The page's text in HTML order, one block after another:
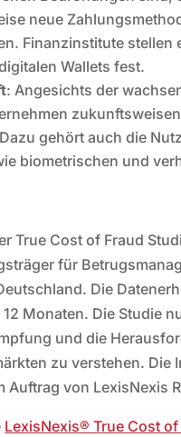
neue
Finanzinstitute stellen
Wallets fest.
: Angesichts der
gehört auch die
biometrischen und
True Cost of Fraud
für
Die
Monaten. Die Studie
und die
zu verstehen. Die
Auftrag von LexisNexis
LexisNexis® True Cost